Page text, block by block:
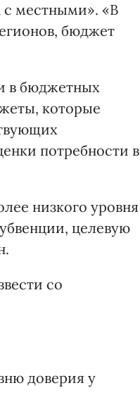
с местными». «В
бюджет
в бюджетных
которые
потребности в
низкого уровня
целевую
со
доверия у